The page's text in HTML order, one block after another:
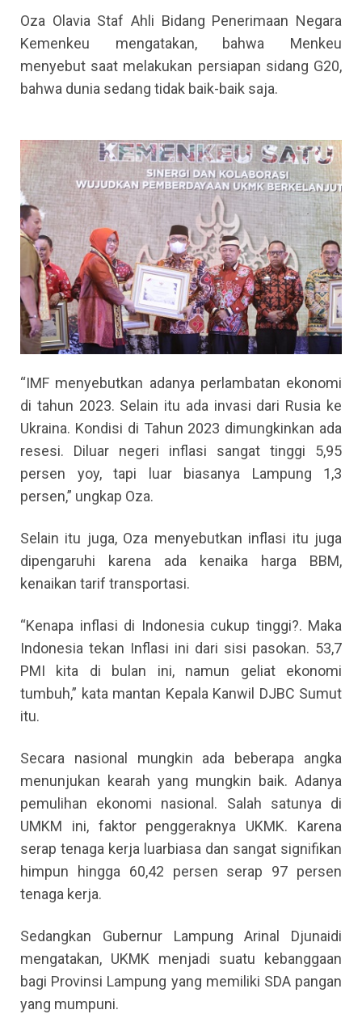
Oza Olavia Staf Ahli Bidang Penerimaan Negara
Kemenkeu mengatakan, bahwa Menkeu
menyebut saat melakukan persiapan sidang G20,
bahwa dunia sedang tidak baik-baik saja.
“IMF menyebutkan adanya perlambatan ekonomi
di tahun 2023. Selain itu ada invasi dari Rusia ke
Ukraina. Kondisi di Tahun 2023 dimungkinkan ada
resesi. Diluar negeri inflasi sangat tinggi 5,95
persen yoy, tapi luar biasanya Lampung 1,3
persen,” ungkap Oza.
Selain itu juga, Oza menyebutkan inflasi itu juga
dipengaruhi karena ada kenaika harga BBM,
kenaikan tarif transportasi.
“Kenapa inflasi di Indonesia cukup tinggi?. Maka
Indonesia tekan Inflasi ini dari sisi pasokan. 53,7
PMI kita di bulan ini, namun geliat ekonomi
tumbuh,” kata mantan Kepala Kanwil DJBC Sumut
itu.
Secara nasional mungkin ada beberapa angka
menunjukan kearah yang mungkin baik. Adanya
pemulihan ekonomi nasional. Salah satunya di
UMKM ini, faktor penggeraknya UKMK. Karena
serap tenaga kerja luarbiasa dan sangat signifikan
himpun hingga 60,42 persen serap 97 persen
tenaga kerja.
Sedangkan Gubernur Lampung Arinal Djunaidi
mengatakan, UKMK menjadi suatu kebanggaan
bagi Provinsi Lampung yang memiliki SDA pangan
yang mumpuni.